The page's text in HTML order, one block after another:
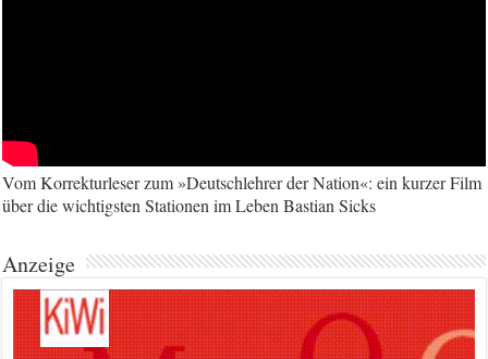
Vom Korrekturleser zum »Deutschlehrer der Nation«: ein kurzer Film
über die wichtigsten Stationen im Leben Bastian Sicks
Anzeige